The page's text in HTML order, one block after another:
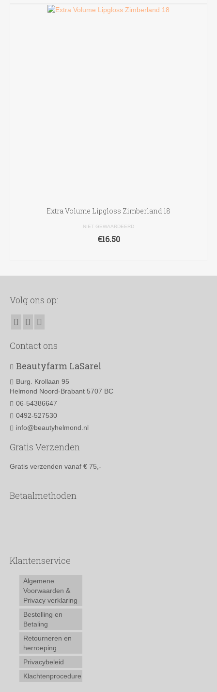
Extra Volume Lipgloss Zimberland 18
NIET GEWAARDEERD
€16.50
Volg ons op:
Contact ons
Beautyfarm LaSarel
Burg. Krollaan 95
Helmond Noord-Brabant 5707 BC
06-54386647
0492-527530
info@beautyhelmond.nl
Gratis Verzenden
Gratis verzenden vanaf € 75,-
Betaalmethoden
Klantenservice
Algemene
Voorwaarden &
Privacy verklaring
Bestelling en
Betaling
Retourneren en
herroeping
Privacybeleid
Klachtenprocedure